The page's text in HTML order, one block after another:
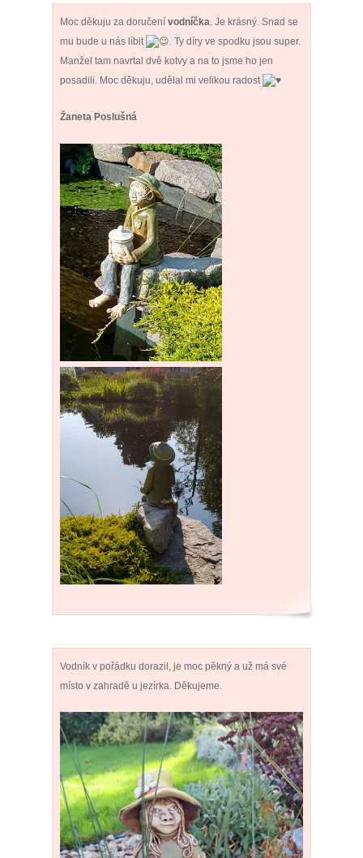
Moc děkuju za doručení vodníčka. Je krásný. Snad se
mu bude u nás líbit
. Ty díry ve spodku jsou super.
Manžel tam navrtal dvě kotvy a na to jsme ho jen
posadili. Moc děkuju, udělal mi velikou radost
Žaneta Poslušná
Vodník v pořádku dorazil, je moc pěkný a už má své
místo v zahradě u jezírka. Děkujeme.